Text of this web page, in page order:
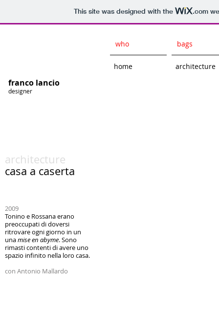
This site was designed with the .com
who bags
home architecture
franco lancio
designer
architecture
casa a caserta
2009
Tonino e Rossana erano
preoccupati di doversi
ritrovare ogni giorno in un
unamise en abyme.Sono
rimasti contenti di avere uno
spazio infinito nella loro casa.
con Antonio Mallardo